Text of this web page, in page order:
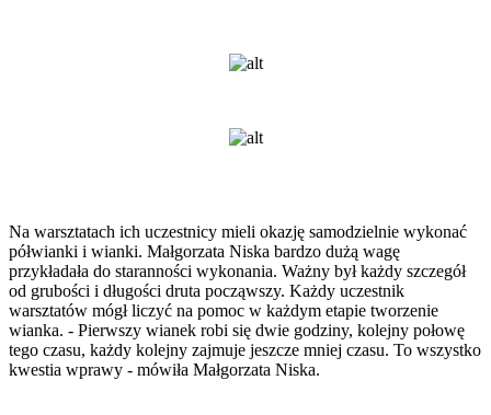
Na warsztatach ich uczestnicy mieli okazję samodzielnie wykonać
półwianki i wianki. Małgorzata Niska bardzo dużą wagę
przykładała do staranności wykonania. Ważny był każdy szczegół
od grubości i długości druta począwszy. Każdy uczestnik
warsztatów mógł liczyć na pomoc w każdym etapie tworzenie
wianka. - Pierwszy wianek robi się dwie godziny, kolejny połowę
tego czasu, każdy kolejny zajmuje jeszcze mniej czasu. To wszystko
kwestia wprawy - mówiła Małgorzata Niska.